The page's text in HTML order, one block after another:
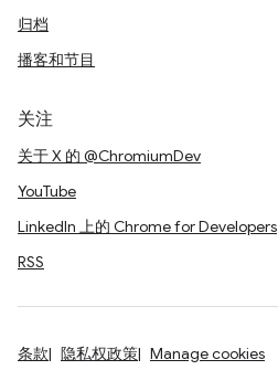
归档
播客和节目
关注
关于 X 的 @ChromiumDev
YouTube
LinkedIn 上的 Chrome for Developers
RSS
条款 隐私权政策 Manage cookies